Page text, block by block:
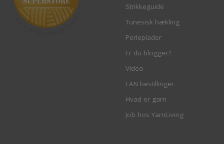
Strikkeguide
Tunesisk hækling
Perleplader
Er du blogger?
Video
EAN bestillinger
Hvad er garn
Job hos YarnLiving